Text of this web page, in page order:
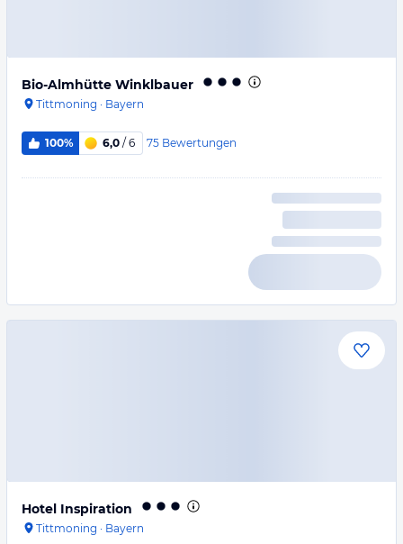
Bio-Almhütte Winklbauer
Tittmoning · Bayern
100% 6,0 / 6 75 Bewertungen
Hotel Inspiration
Tittmoning · Bayern